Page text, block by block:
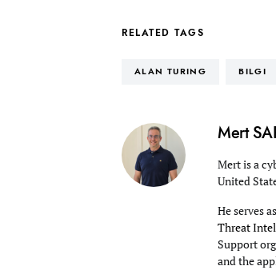
RELATED TAGS
ALAN TURING BILGI
Mert
Mert is a
United
He serves
Threat
Support
and the